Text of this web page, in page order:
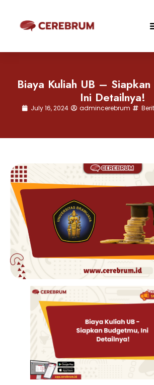
Biaya Kuliah UB –
Ini Detailnya!
July 16, 2024 admincerebrum